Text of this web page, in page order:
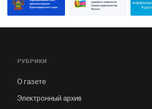
РУБРИКИ
О газете
Электронный архив